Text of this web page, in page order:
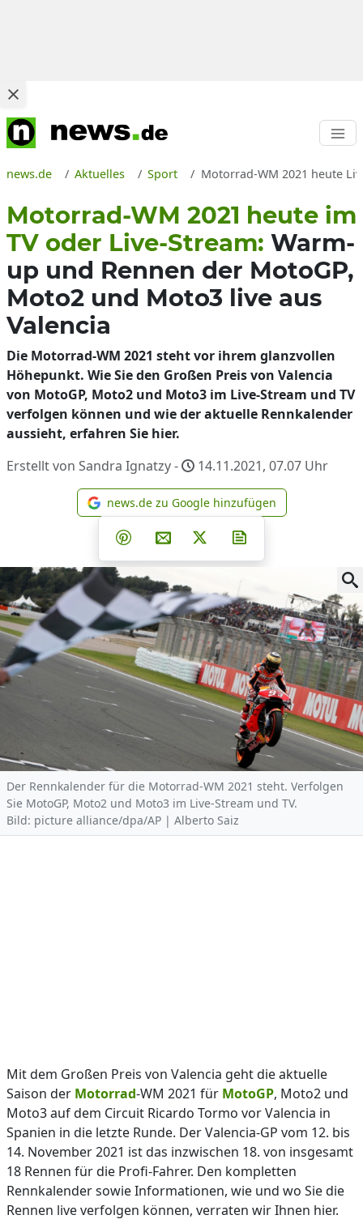
news.de Aktuelles Sport Motorrad-WM 2021 heute
Motorrad-WM 2021 heute im
TV oder Live-Stream: Warm-
up und Rennen der MotoGP,
Moto2 und Moto3 live aus
Valencia
Die Motorrad-WM 2021 steht vor ihrem glanzvollen
Höhepunkt. Wie Sie den Großen Preis von Valencia
von MotoGP, Moto2 und Moto3 im Live-Stream und TV
verfolgen können und wie der aktuelle Rennkalender
aussieht, erfahren Sie hier.
Erstellt von Sandra Ignatzy -
14.11.2021, 07.07 Uhr
news.de zu Google
news.de zu Google hinzufügen
Teilen auf Facebook
Teilen auf Whatsapp
Teilen auf Telegram
Teilen auf Pinterest
Per E-Mail teilen
Post auf X
Der Rennkalender für die Motorrad-WM 2021 steht. Verfolgen
Sie MotoGP, Moto2 und Moto3 im Live-Stream und TV.
Bild: picture alliance/dpa/AP | Alberto Saiz
Mit dem Großen Preis von Valencia geht die aktuelle
Saison der Motorrad-WM 2021 für MotoGP, Moto2 und
Moto3 auf dem Circuit Ricardo Tormo vor Valencia in
Spanien in die letzte Runde. Der Valencia-GP vom 12. bis
14. November 2021 ist das inzwischen 18. von insgesamt
18 Rennen für die Profi-Fahrer. Den kompletten
Rennkalender sowie Informationen, wie und wo Sie die
Rennen live verfolgen können, verraten wir Ihnen hier.